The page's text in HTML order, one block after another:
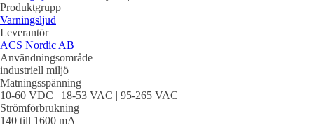
Produktgrupp
Varningsljud
Leverantör
ACS Nordic AB
Användningsområde
industriell miljö
Matningsspänning
10-60 VDC | 18-53 VAC | 95-265 VAC
Strömförbrukning
140 till 1600 mA